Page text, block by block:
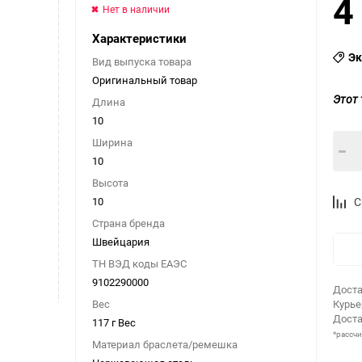
Нет в наличии
Характеристики
Вид выпуска товара
Оригинальный товар
Длина
10
Ширина
10
Высота
10
Страна бренда
Швейцария
ТН ВЭД коды ЕАЭС
9102290000
Вес
117 г Вес
Материал браслета/ремешка
Этот